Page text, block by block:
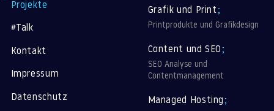
Projekte
#Talk
Kontakt
Impressum
Datenschutz
Grafik und Print;
Printprodukte und Grafikdesign
Content und SEO ;
SEO Analyse und
Contentmanagement
Managed Hosting ;